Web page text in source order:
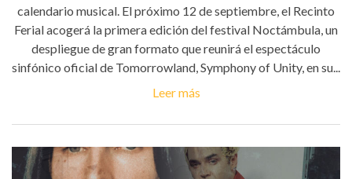
calendario musical. El próximo 12 de septiembre, el Recinto
Ferial acogerá la primera edición del festival Noctámbula, un
despliegue de gran formato que reunirá el espectáculo
sinfónico oficial de Tomorrowland, Symphony of Unity, en su...
Leer más